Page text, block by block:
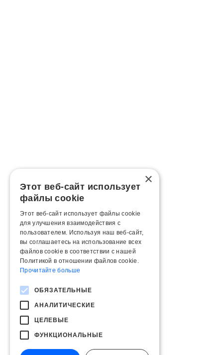
×
Этот веб-сайт использует
файлы cookie
Этот веб-сайт использует файлы cookie
для улучшения взаимодействия с
пользователем. Используя наш веб-сайт,
вы соглашаетесь на использование всех
файлов cookie в соответствии с нашей
Политикой в ​​отношении файлов cookie.
Прочитайте больше
ОБЯЗАТЕЛЬНЫЕ
АНАЛИТИЧЕСКИЕ
ЦЕЛЕВЫЕ
ФУНКЦИОНАЛЬНЫЕ